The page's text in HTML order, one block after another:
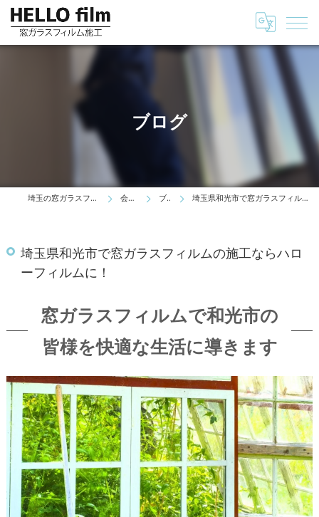
ブログ
埼玉の窓ガラスフィルムはHELLO film 会社情報 ブログ 埼玉県和光市で窓ガラスフィルムの施工ならハローフィルムに！
埼玉県和光市で窓ガラスフィルムの施工ならハロ
ーフィルムに！
窓ガラスフィルムで和光市の
皆様を快適な生活に導きます